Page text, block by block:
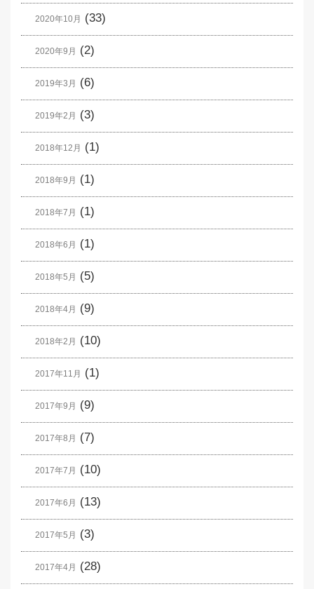
2020年10月 (33)
2020年9月 (2)
2019年3月 (6)
2019年2月 (3)
2018年12月 (1)
2018年9月 (1)
2018年7月 (1)
2018年6月 (1)
2018年5月 (5)
2018年4月 (9)
2018年2月 (10)
2017年11月 (1)
2017年9月 (9)
2017年8月 (7)
2017年7月 (10)
2017年6月 (13)
2017年5月 (3)
2017年4月 (28)